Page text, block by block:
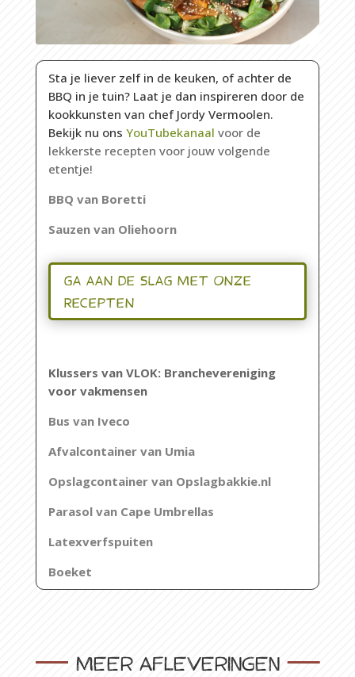
Sta je liever zelf in de keuken, of achter de
BBQ in je tuin? Laat je dan inspireren door de
kookkunsten van chef Jordy Vermoolen.
Bekijk nu ons YouTubekanaal voor de
lekkerste recepten voor jouw volgende
etentje!
BBQ van Boretti
Sauzenvan Oliehoorn
GA AAN DE SLAG MET ONZE
RECEPTEN
Klussers van VLOK: Branchevereniging
voorvakmensen
Bus van Iveco
Afvalcontainer van Umia
Opslagcontainer van Opslagbakkie.nl
Parasol van Cape Umbrellas
Latexverfspuiten
Boeket
Meer afleveringen